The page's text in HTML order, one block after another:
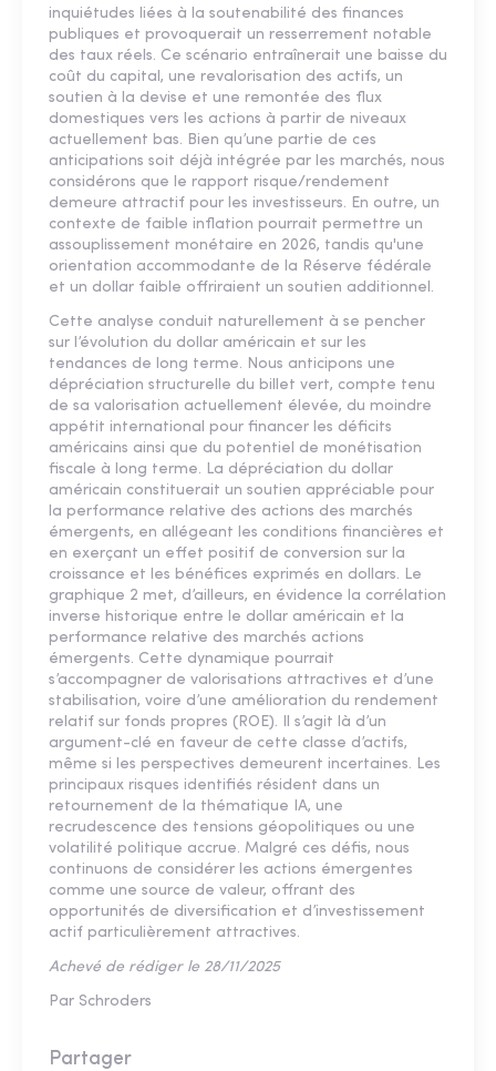
inquiétudes liées à la soutenabilité des finances
publiques et provoquerait un resserrement notable
des taux réels. Ce scénario entraînerait une baisse du
coût du capital, une revalorisation des actifs, un
soutien à la devise et une remontée des flux
domestiques vers les actions à partir de niveaux
actuellement bas. Bien qu’une partie de ces
anticipations soit déjà intégrée par les marchés, nous
considérons que le rapport risque/rendement
demeure attractif pour les investisseurs. En outre, un
contexte de faible inflation pourrait permettre un
assouplissement monétaire en 2026, tandis qu'une
orientation accommodante de la Réserve fédérale
et un dollar faible offriraient un soutien additionnel.
Cette analyse conduit naturellement à se pencher
sur l’évolution du dollar américain et sur les
tendances de long terme. Nous anticipons une
dépréciation structurelle du billet vert, compte tenu
de sa valorisation actuellement élevée, du moindre
appétit international pour financer les déficits
américains ainsi que du potentiel de monétisation
fiscale à long terme. La dépréciation du dollar
américain constituerait un soutien appréciable pour
la performance relative des actions des marchés
émergents, en allégeant les conditions financières et
en exerçant un effet positif de conversion sur la
croissance et les bénéfices exprimés en dollars. Le
graphique 2 met, d’ailleurs, en évidence la corrélation
inverse historique entre le dollar américain et la
performance relative des marchés actions
émergents. Cette dynamique pourrait
s’accompagner de valorisations attractives et d’une
stabilisation, voire d’une amélioration du rendement
relatif sur fonds propres (ROE). Il s’agit là d’un
argument-clé en faveur de cette classe d’actifs,
même si les perspectives demeurent incertaines. Les
principaux risques identifiés résident dans un
retournement de la thématique IA, une
recrudescence des tensions géopolitiques ou une
volatilité politique accrue. Malgré ces défis, nous
continuons de considérer les actions émergentes
comme une source de valeur, offrant des
opportunités de diversification et d’investissement
actif particulièrement attractives.
Achevé de rédiger le 28/11/2025
Par Schroders
Partager